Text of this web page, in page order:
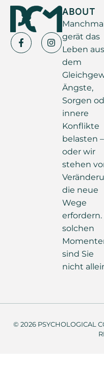
ABOUT
gerät das
Leben aus
dem
Ängste,
Sorgen
innere
Konflikte
belasten –
oder wir
stehen
die neue
Wege
erfordern.
solchen
sind Sie
nicht
© 2026 PSYCHOLOGICAL